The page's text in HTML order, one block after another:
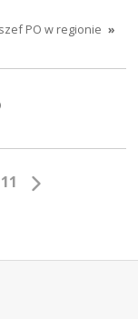
PO w regionie »
11